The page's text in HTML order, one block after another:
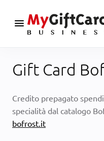
menu
Gift Card
Credito prepagato
specialità dal catalogo
bofrost.it